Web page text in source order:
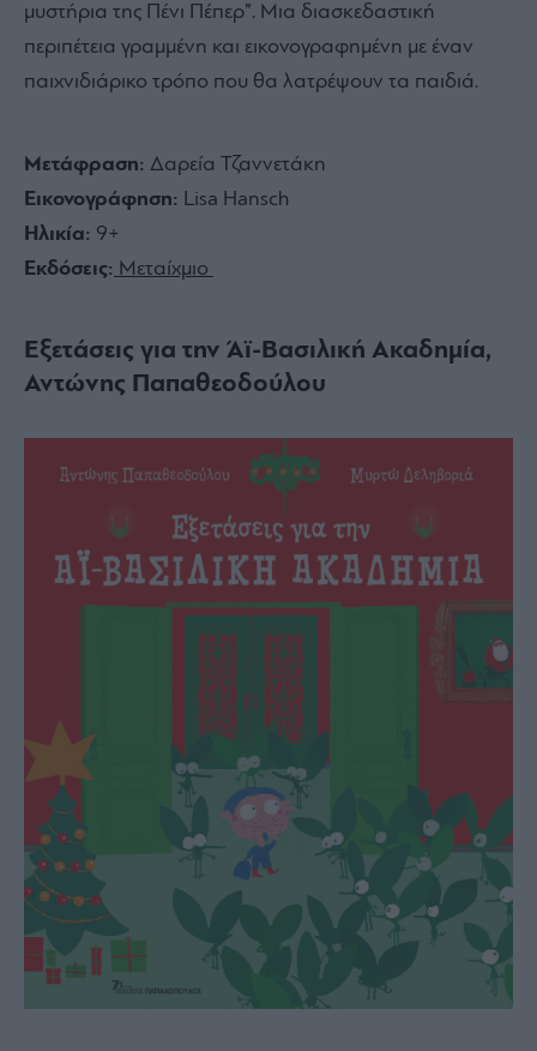
μυστήρια της Πένι Πέπερ”. Μια διασκεδαστική
περιπέτεια γραμμένη και εικονογραφημένη με έναν
παιχνιδιάρικο τρόπο που θα λατρέψουν τα παιδιά.
Μετάφραση: Δαρεία Τζαννετάκη
Εικονογράφηση: Lisa Hansch
Ηλικία: 9+
Εκδόσεις: Μεταίχμιο
Εξετάσεις για την Άϊ-Βασιλική Ακαδημία,
Αντώνης Παπαθεοδούλου